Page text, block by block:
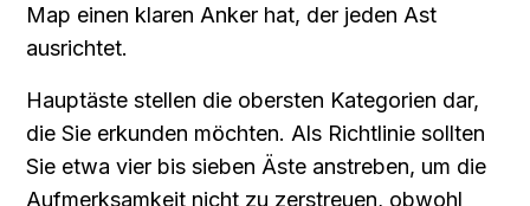
Map einen klaren Anker hat, der jeden Ast
ausrichtet.
Hauptäste stellen die obersten Kategorien dar,
die Sie erkunden möchten. Als Richtlinie sollten
Sie etwa vier bis sieben Äste anstreben, um die
Aufmerksamkeit nicht zu zerstreuen, obwohl